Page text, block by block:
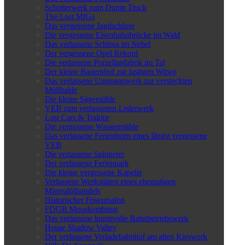
Schotterwerk zum Dump Truck
The Lost MIGs
Das vergessene Jagdschloss
Die vergessene Eisenbahnbrücke im Wald
Das verlassene Schloss im Nebel
Der vergessene Opel Rekord
Die verlassene Porzellanfabrik im Tal
Der kleine Bauernhof zur lustigen Witwe
Das verlassene Umspannwerk zur versteckten
Müllhalde
Die kleine Sägemühle
VEB zum verlassenen Lederwerk
Lost Cars & Traktor
Die vergessene Wassermühle
Das verlassene Ferienheim eines längst vergessene
VEB
Die verlassene Spinnerei
Der verlassene Ferienpark
Die kleine vergessene Kapelle
Verlassene Werkstätten eines ehemaligen
Mineralölhandels
Historischer Friseursalon
FDGB Mooskombinat
Das verlassene kunstvolle Bahnbetriebswerk
House Shadow Valley
Der verlassene Verladebahnhof am alten Kieswerk